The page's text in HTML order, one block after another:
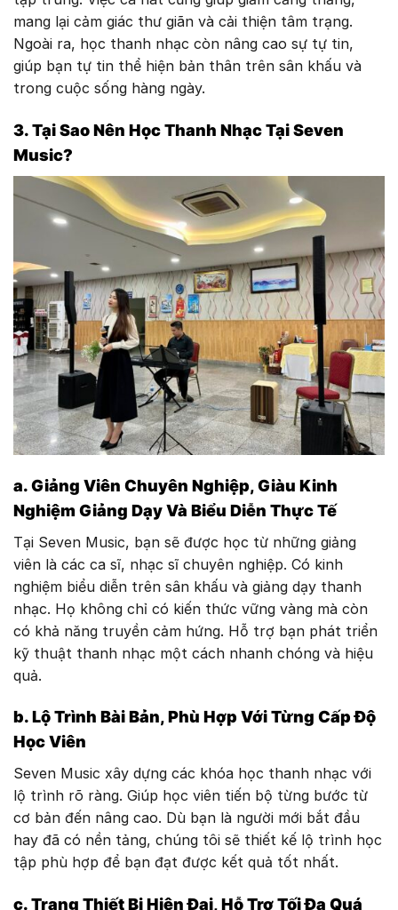
mang lại cảm giác thư giãn và cải thiện tâm trạng.
Ngoài ra, học thanh nhạc còn nâng cao sự tự tin,
giúp bạn tự tin thể hiện bản thân trên sân khấu và
trong cuộc sống hàng ngày.
3. Tại Sao Nên Học Thanh Nhạc Tại Seven
Music?
a. Giảng Viên Chuyên Nghiệp, Giàu Kinh
Nghiệm Giảng Dạy Và Biểu Diễn Thực Tế
Tại Seven Music, bạn sẽ được học từ những giảng
viên là các ca sĩ, nhạc sĩ chuyên nghiệp. Có kinh
nghiệm biểu diễn trên sân khấu và giảng dạy thanh
nhạc. Họ không chỉ có kiến thức vững vàng mà còn
có khả năng truyền cảm hứng. Hỗ trợ bạn phát triển
kỹ thuật thanh nhạc một cách nhanh chóng và hiệu
quả.
b. Lộ Trình Bài Bản, Phù Hợp Với Từng Cấp Độ
Học Viên
Seven Music xây dựng các khóa học thanh nhạc với
lộ trình rõ ràng. Giúp học viên tiến bộ từng bước từ
cơ bản đến nâng cao. Dù bạn là người mới bắt đầu
hay đã có nền tảng, chúng tôi sẽ thiết kế lộ trình học
tập phù hợp để bạn đạt được kết quả tốt nhất.
c. Trang Thiết Bị Hiện Đại, Hỗ Trợ Tối Đa Quá